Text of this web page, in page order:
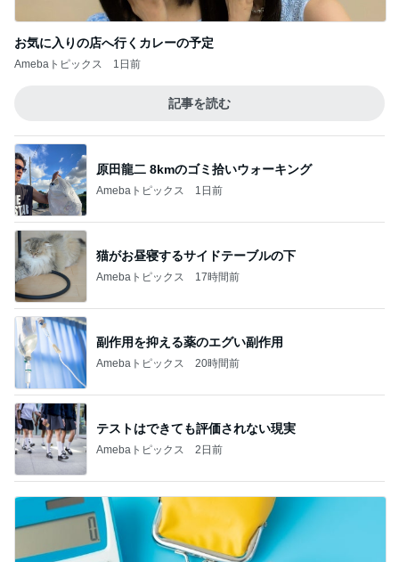
お気に入りの店へ行くカレーの予定
Amebaトピックス 1日前
記事を読む
原田龍二 8kmのゴミ拾いウォーキング
Amebaトピックス 1日前
猫がお昼寝するサイドテーブルの下
Amebaトピックス 17時間前
副作用を抑える薬のエグい副作用
Amebaトピックス 20時間前
テストはできても評価されない現実
Amebaトピックス 2日前